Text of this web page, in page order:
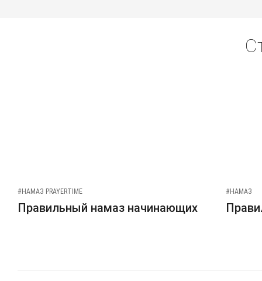
#НАМАЗ PRAYERTIME
Правильный намаз начинающих
#НАМАЗ